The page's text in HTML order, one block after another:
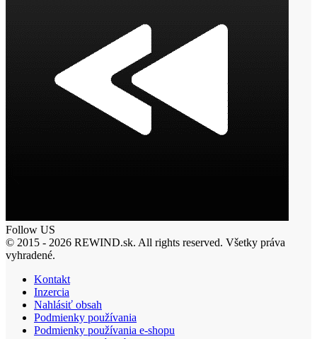
Follow US
© 2015 - 2026 REWIND.sk. All rights reserved. Všetky práva
vyhradené.
Kontakt
Inzercia
Nahlásiť obsah
Podmienky používania
Podmienky používania e-shopu